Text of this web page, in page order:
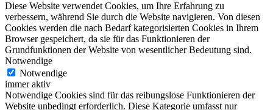
Diese Website verwendet Cookies, um Ihre Erfahrung zu
verbessern, während Sie durch die Website navigieren. Von diesen
Cookies werden die nach Bedarf kategorisierten Cookies in Ihrem
Browser gespeichert, da sie für das Funktionieren der
Grundfunktionen der Website von wesentlicher Bedeutung sind.
Notwendige
Notwendige
immer aktiv
Notwendige Cookies sind für das reibungslose Funktionieren der
Website unbedingt erforderlich. Diese Kategorie umfasst nur